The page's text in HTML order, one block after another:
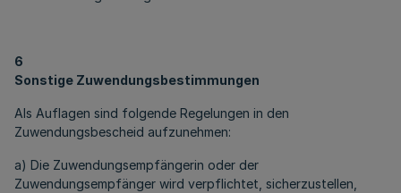
6
Sonstige Zuwendungsbestimmungen
Als Auflagen sind folgende Regelungen in den
Zuwendungsbescheid aufzunehmen:
a) Die Zuwendungsempfängerin oder der
Zuwendungsempfänger wird verpflichtet, sicherzustellen,